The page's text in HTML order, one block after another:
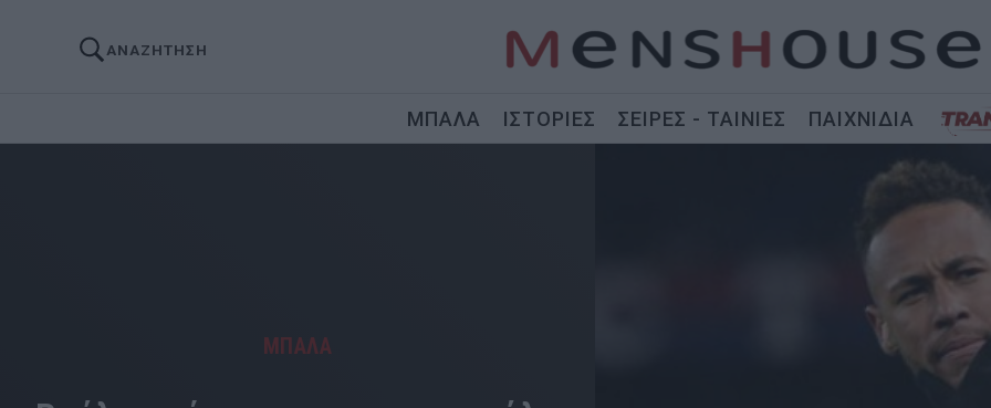
ΑΝΑΖΗΤΗΣΗ
ΜΠΑΛΑ ΙΣΤΟΡΙΕΣ ΣΕΙΡΕΣ - ΤΑΙΝΙΕΣ ΠΑΙΧΝΙΔΙΑ
ΜΠΑΛΑ